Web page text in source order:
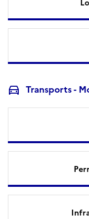
Transports -